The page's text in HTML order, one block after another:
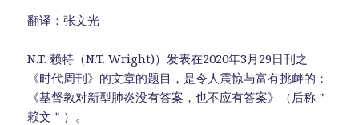
翻译：张文光
N.T. 赖特（N.T. Wright)）发表在2020年3月29日刊之
《时代周刊》的文章的题目，是令人震惊与富有挑衅的：
《基督教对新型肺炎没有答案，也不应有答案》（后称＂
赖文＂）。